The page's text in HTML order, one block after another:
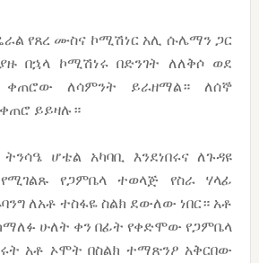
የጸረ ሙስና ኮሚሽነር አሊ ሱሌማን ጋር
በኋላ ኮሚሽነሩ በድንገት ለለቅሶ ወደ
ቀጠሮው ለሳምንት ይራዘማል። ለሰኞ
ቀጠሮ ይይዛሉ።
ትንሳዔ ሆቴል አካባቢ እንደነበሩና ለጉዳዩ
የጋምቤላ ተወላጅ የስራ ሃላፊ
ለአቶ ተስፋዬ ስልክ ደውለው ነበር። አቶ
ሁለት ቀን በፊት የቀድሞው የጋምቤላ
አቶ ኦሞት በስልክ ተማጽንዖ አቅርበው